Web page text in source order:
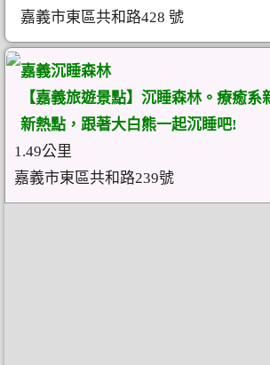
嘉義市東區共和路428 號
嘉義沉睡森林
【嘉義旅遊景點】沉睡森林。療癒
新熱點，跟著大白熊一起沉睡吧!
1.49公里
嘉義市東區共和路239號